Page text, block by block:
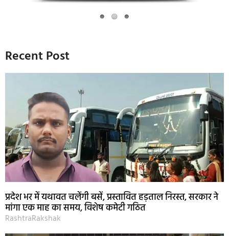
Recent Post
प्रदेश भर में यथावत चलेंगी बसें, प्रस्तावित हड़ताल निरस्त, सरकार ने
मांगा एक माह का समय, विशेष कमेटी गठित
RashtraRakshak